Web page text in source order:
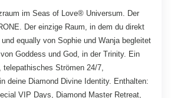
im Seas of Love® Universum. Der
Der einzige Raum, in dem du direkt
equally von Sophie und Wanja begleitet
Goddess und God, in der Trinity. Ein
Strömen 24/7,
deine Diamond Divine Identity. Enthalten:
VIP Days, Diamond Master Retreat,